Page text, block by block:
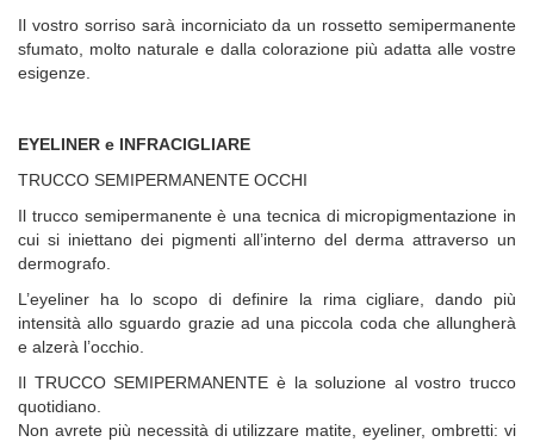
Il vostro sorriso sarà incorniciato da un rossetto semipermanente
sfumato, molto naturale e dalla colorazione più adatta alle vostre
esigenze.
EYELINER e INFRACIGLIARE
TRUCCO SEMIPERMANENTE OCCHI
Il trucco semipermanente è una tecnica di micropigmentazione in
cui si iniettano dei pigmenti all’interno del derma attraverso un
dermografo.
L’eyeliner ha lo scopo di definire la rima cigliare, dando più
intensità allo sguardo grazie ad una piccola coda che allungherà
e alzerà l’occhio.
Il TRUCCO SEMIPERMANENTE è la soluzione al vostro trucco
quotidiano.
Non avrete più necessità di utilizzare matite, eyeliner, ombretti: vi